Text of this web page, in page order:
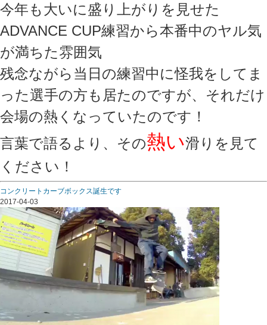
今年も大いに盛り上がりを見せた
ADVANCE CUP練習から本番中のヤル気
が満ちた雰囲気
残念ながら当日の練習中に怪我をしてま
った選手の方も居たのですが、それだけ
会場の熱くなっていたのです！
言葉で語るより、その熱い滑りを見て
ください！
コンクリートカーブボックス誕生です
2017-04-03